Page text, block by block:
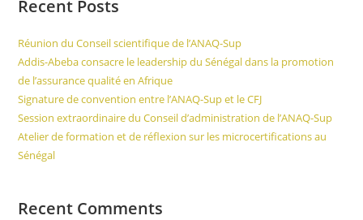
Recent Posts
Réunion du Conseil scientifique de l’ANAQ-Sup
Addis-Abeba consacre le leadership du Sénégal dans la promotion
de l’assurance qualité en Afrique
Signature de convention entre l’ANAQ-Sup et le CFJ
Session extraordinaire du Conseil d’administration de l’ANAQ-Sup
Atelier de formation et de réflexion sur les microcertifications au
Sénégal
Recent Comments